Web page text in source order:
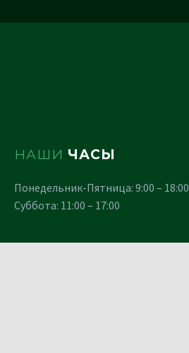
НАШИ ЧАСЫ
Понедельник-Пятница: 9:00 – 18:00
Суббота: 11:00 – 17:00